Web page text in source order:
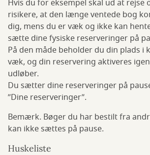
Hvis du for eksempel skal ud at rejse
risikere, at den længe ventede bog
dig, mens du er væk og ikke kan
sætte dine fysiske reserveringer på
På den måde beholder du din plads i
væk, og din reservering aktiveres
udløber.
Du sætter dine reserveringer på
”Dine reserveringer”.
Bemærk. Bøger du har bestilt fra
kan ikke sættes på pause.
Huskeliste